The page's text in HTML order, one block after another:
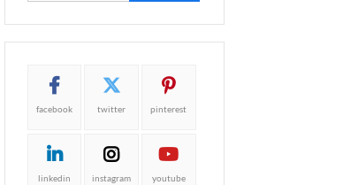
facebook twitter pinterest
linkedin instagram youtube